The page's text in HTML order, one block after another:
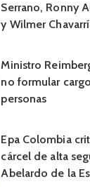
Serrano, Ronny
y Wilmer
Ministro
no formular
personas
Epa Colombia
cárcel de alta
Abelardo de la